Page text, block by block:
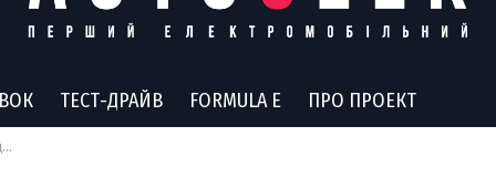
ТЕСТ-ДРАЙВ FORMULA E ПРО ПРОЕКТ